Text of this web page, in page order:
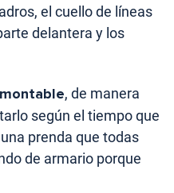
el cuello de líneas
delantera y los
, de manera
según el tiempo que
prenda que todas
de armario porque